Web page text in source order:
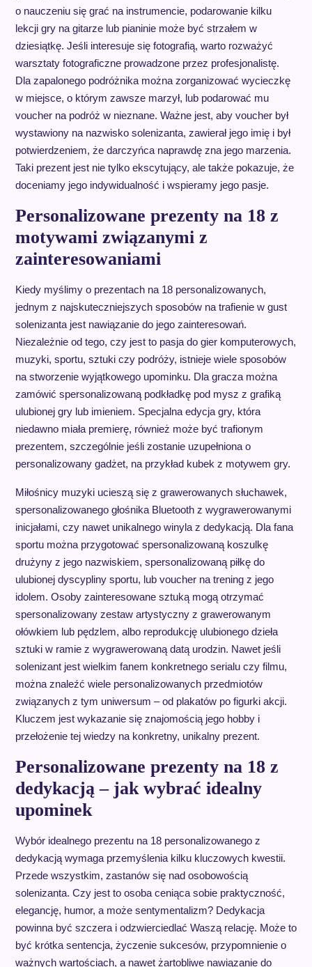
o nauczeniu się grać na instrumencie, podarowanie kilku
lekcji gry na gitarze lub pianinie może być strzałem w
dziesiątkę. Jeśli interesuje się fotografią, warto rozważyć
warsztaty fotograficzne prowadzone przez profesjonalistę.
Dla zapalonego podróżnika można zorganizować wycieczkę
w miejsce, o którym zawsze marzył, lub podarować mu
voucher na podróż w nieznane. Ważne jest, aby voucher był
wystawiony na nazwisko solenizanta, zawierał jego imię i był
potwierdzeniem, że darczyńca naprawdę zna jego marzenia.
Taki prezent jest nie tylko ekscytujący, ale także pokazuje, że
doceniamy jego indywidualność i wspieramy jego pasje.
Personalizowane prezenty na 18 z
motywami związanymi z
zainteresowaniami
Kiedy myślimy o prezentach na 18 personalizowanych,
jednym z najskuteczniejszych sposobów na trafienie w gust
solenizanta jest nawiązanie do jego zainteresowań.
Niezależnie od tego, czy jest to pasja do gier komputerowych,
muzyki, sportu, sztuki czy podróży, istnieje wiele sposobów
na stworzenie wyjątkowego upominku. Dla gracza można
zamówić spersonalizowaną podkładkę pod mysz z grafiką
ulubionej gry lub imieniem. Specjalna edycja gry, która
niedawno miała premierę, również może być trafionym
prezentem, szczególnie jeśli zostanie uzupełniona o
personalizowany gadżet, na przykład kubek z motywem gry.
Miłośnicy muzyki ucieszą się z grawerowanych słuchawek,
spersonalizowanego głośnika Bluetooth z wygrawerowanymi
inicjałami, czy nawet unikalnego winyla z dedykacją. Dla fana
sportu można przygotować spersonalizowaną koszulkę
drużyny z jego nazwiskiem, spersonalizowaną piłkę do
ulubionej dyscypliny sportu, lub voucher na trening z jego
idolem. Osoby zainteresowane sztuką mogą otrzymać
spersonalizowany zestaw artystyczny z grawerowanym
ołówkiem lub pędzlem, albo reprodukcję ulubionego dzieła
sztuki w ramie z wygrawerowaną datą urodzin. Nawet jeśli
solenizant jest wielkim fanem konkretnego serialu czy filmu,
można znaleźć wiele personalizowanych przedmiotów
związanych z tym uniwersum – od plakatów po figurki akcji.
Kluczem jest wykazanie się znajomością jego hobby i
przełożenie tej wiedzy na konkretny, unikalny prezent.
Personalizowane prezenty na 18 z
dedykacją – jak wybrać idealny
upominek
Wybór idealnego prezentu na 18 personalizowanego z
dedykacją wymaga przemyślenia kilku kluczowych kwestii.
Przede wszystkim, zastanów się nad osobowością
solenizanta. Czy jest to osoba ceniąca sobie praktyczność,
elegancję, humor, a może sentymentalizm? Dedykacja
powinna być szczera i odzwierciedlać Waszą relację. Może to
być krótka sentencja, życzenie sukcesów, przypomnienie o
ważnych wartościach, a nawet żartobliwe nawiązanie do